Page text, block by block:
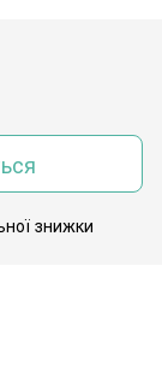
знижки